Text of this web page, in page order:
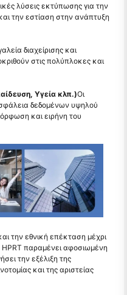
λύσεις εκτύπωσης για την
την εστίαση στην ανάπτυξη
διαχείρισης και
στις πολύπλοκες και
Υγεία κλπ.)Οι
δεδομένων υψηλού
και ειρήνη του
την εθνική επέκταση μέχρι
παραμένει αφοσιωμένη
την εξέλιξη της
και της αριστείας